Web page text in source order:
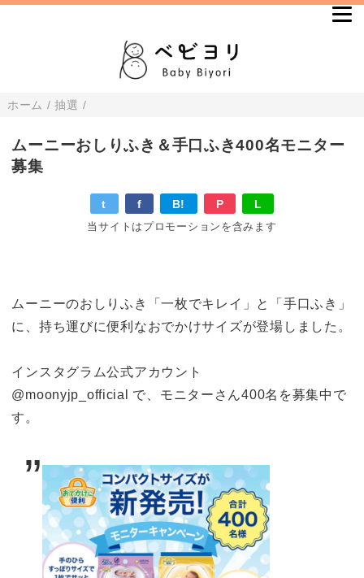
ホーム /抽選 /
ムーニーおしりふき＆手口ふき400名モニター
募集
t f B! P L
当サイトはプロモーションを含みます
ムーニーのおしりふき「一枚でキレイ」と「手口ふき」
に、持ち運びに便利なおでかけサイズが登場しました。
インスタグラム公式アカウント
@moonyjp_official で、モニターさん400名を募集中で
す。